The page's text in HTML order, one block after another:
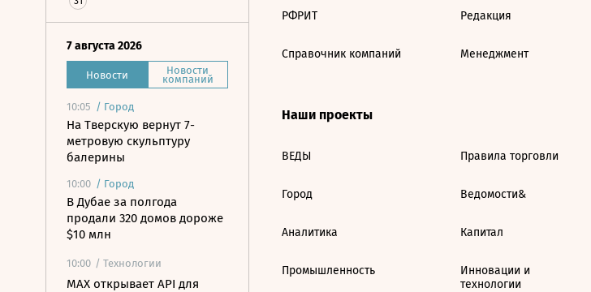
7 августа 2026
Новости Новости
компаний
10:05 / Город
На Тверскую вернут 7-
метровую скульптуру
балерины
10:00 / Город
В Дубае за полгода
продали 320 домов дороже
$10 млн
10:00 / Технологии
MAX открывает API для
РФРИТ
Справочник компаний
Редакция
Менеджмент
Наши проекты
ВЕДЫ
Город
Аналитика
Промышленность
Правила торговли
Ведомости&
Капитал
Инновации и
технологии